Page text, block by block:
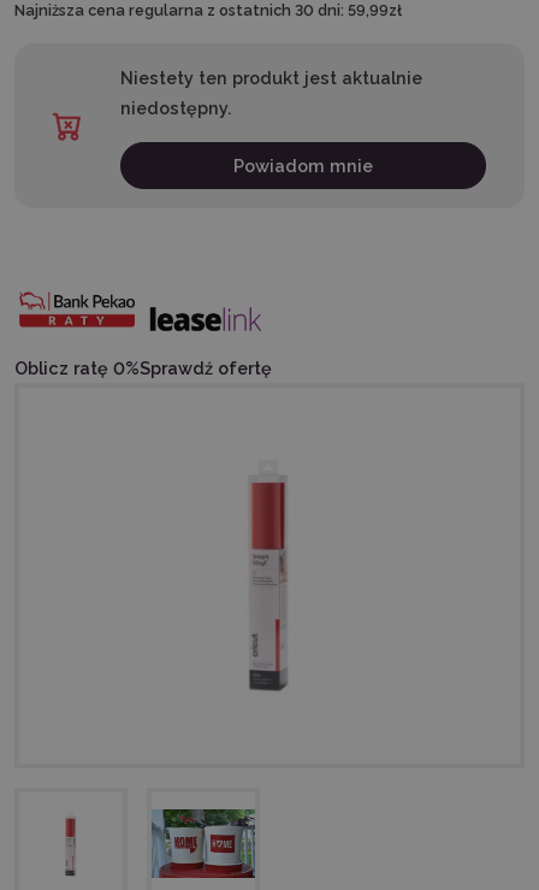
Najniższa cena regularna z ostatnich 30 dni: 59,99zł
Niestety ten produkt jest aktualnie
niedostępny.
Powiadom mnie
Oblicz ratę 0%Sprawdź ofertę